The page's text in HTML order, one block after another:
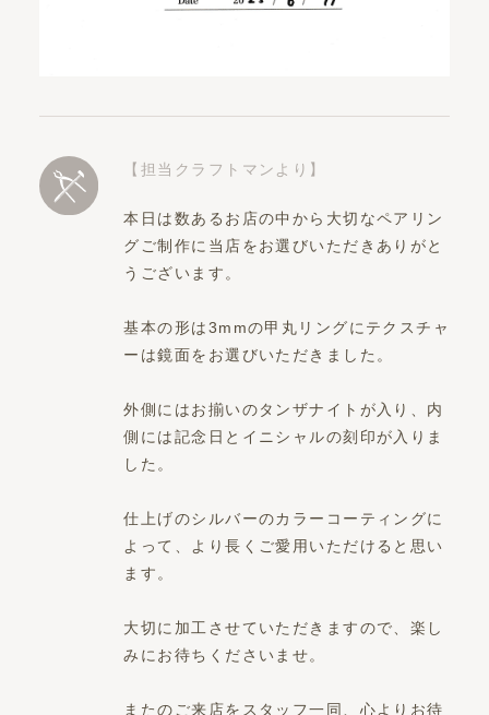
【担当クラフトマンより】
本日は数あるお店の中から大切なペアリン
グご制作に当店をお選びいただきありがと
うございます。
基本の形は3mmの甲丸リングにテクスチャ
ーは鏡面をお選びいただきました。
外側にはお揃いのタンザナイトが入り、内
側には記念日とイニシャルの刻印が入りま
した。
仕上げのシルバーのカラーコーティングに
よって、より長くご愛用いただけると思い
ます。
大切に加工させていただきますので、楽し
みにお待ちくださいませ。
またのご来店をスタッフ一同、心よりお待